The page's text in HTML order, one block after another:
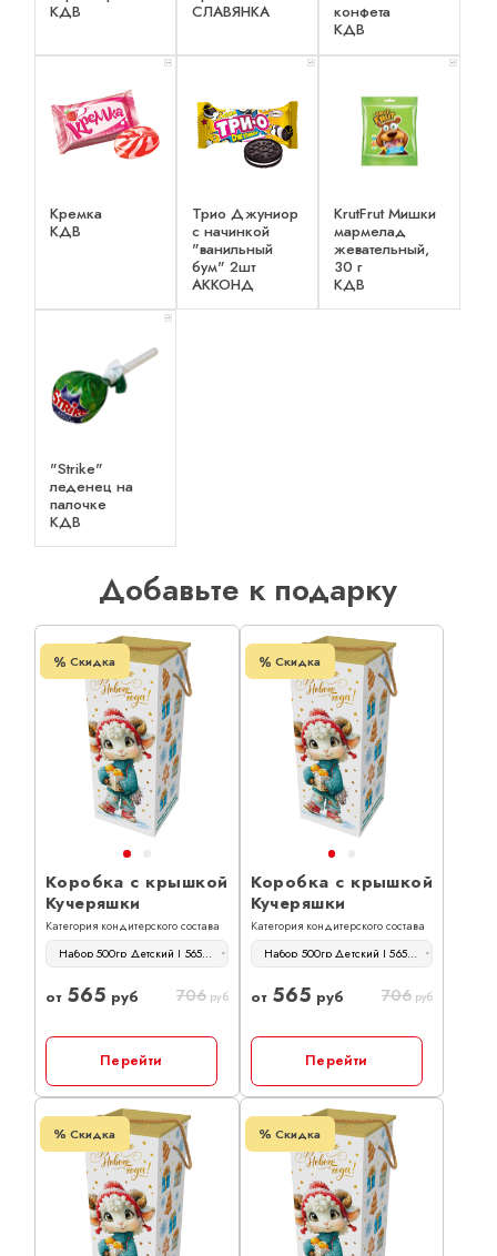
КДВ
СЛАВЯНКА
конфета
КДВ
x 2
Кремка
КДВ
x 1
Трио Джуниор
с начинкой
"ванильный
бум" 2шт
АККОНД
x 1
KrutFrut Мишки
мармелад
жевательный,
30 г
КДВ
x 1
"Strike"
леденец на
палочке
КДВ
Добавьте к подарку
Скидка
Коробка с крышкой
Кучеряшки
Категория кондитерского состава
Набор 500гр Детский | 565 руб
от 565 руб 706 руб
Перейти
Скидка
Коробка с крышкой
Кучеряшки
Категория кондитерского состава
Набор 500гр Детский | 565 руб
от 565 руб 706 руб
Перейти
Скидка Скидка